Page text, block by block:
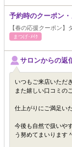
予約時のクーポン
【春の応援クーポン
まつげ･ﾒｲｸ
サロンからの返
いつもご来店いただ
また嬉しい口コミの
仕上がりにご満足い
今後も自然で扱いや
う努めてまいります